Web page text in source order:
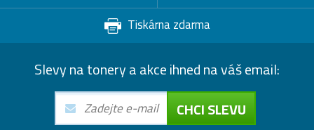
Tiskárna zdarma
Slevy na tonery a akce ihned na váš email:
CHCI SLEVU